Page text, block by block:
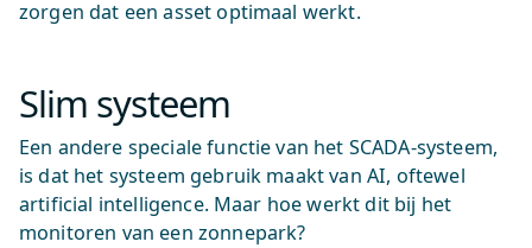
zorgen dat een asset optimaal werkt.
Slim systeem
Een andere speciale functie van het SCADA-systeem,
is dat het systeem gebruik maakt van AI, oftewel
artificial intelligence. Maar hoe werkt dit bij het
monitoren van een zonnepark?